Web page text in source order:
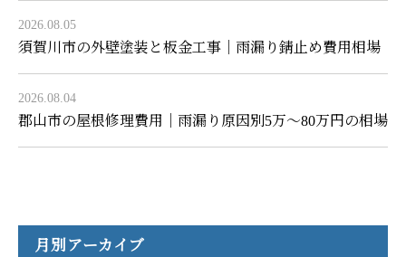
2026.08.05
須賀川市の外壁塗装と板金工事｜雨漏り錆止め費用相場
2026.08.04
郡山市の屋根修理費用｜雨漏り原因別5万〜80万円の相場
月別アーカイブ